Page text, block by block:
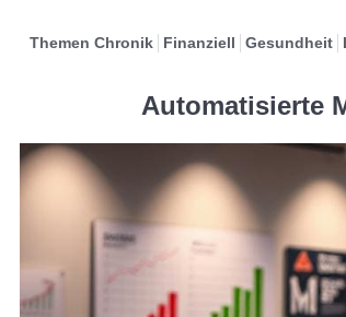
Themen Chronik Finanziell Gesundheit
Automatisierte